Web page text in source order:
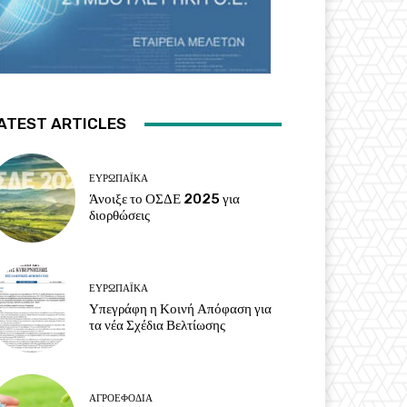
ARTICLES
ΕΥΡΩΠΑΪΚΆ
Άνοιξε το ΟΣΔΕ 2025 για
διορθώσεις
ΕΥΡΩΠΑΪΚΆ
Υπεγράφη η Κοινή Απόφαση για
τα νέα Σχέδια Βελτίωσης
ΑΓΡΟΕΦΌΔΙΑ